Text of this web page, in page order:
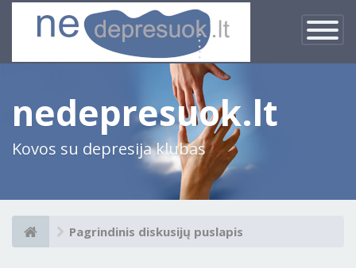
Įjungti
×
nedepresuok.lt
Kovos su depresija klubas
Pagrindinis diskusijų puslapis